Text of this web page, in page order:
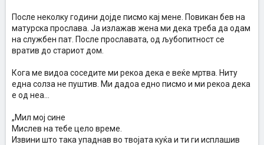
После неколку години дојде писмо кај мене. Повикан бев на
матурска прослава. Ја излажав жена ми дека треба да одам
на службен пат. После прославата, од љубопитност се
вратив до стариот дом.
Кога ме видоа соседите ми рекоа дека е веќе мртва. Ниту
една солза не пуштив. Ми дадоа едно писмо и ми рекоа дека
е од неа…
„Мил мој сине
Мислeв на тебе цело време.
Извини што така упаднав во твојата куќа и ти ги исплашив